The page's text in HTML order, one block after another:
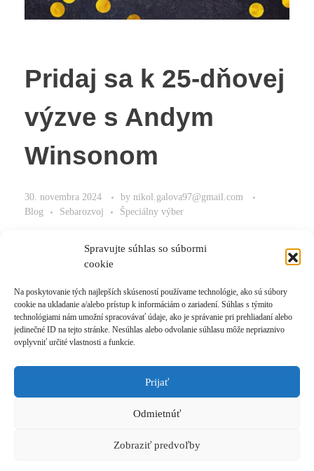
Spravujte súhlas so súbormi
cookie
Na poskytovanie tých najlepších skúseností používame technológie, ako sú súbory
cookie na ukladanie a/alebo prístup k informáciám o zariadení. Súhlas s týmito
technológiami nám umožní spracovávať údaje, ako je správanie pri prehliadaní alebo
jedinečné ID na tejto stránke. Nesúhlas alebo odvolanie súhlasu môže nepriaznivo
ovplyvniť určité vlastnosti a funkcie.
Prijať
Odmietnúť
Zobraziť predvoľby
Pridaj sa k 25-dňovej
výzve s Andym
Winsonom
30. novembra 2024 by nikol.galova97@gmail.com
Blog
Sebarozvoj Špeciálny výber
Malé kroky dokážu priniesť veľké zmeny.
Read More
© 2021 Akadémia Andyho Winsona, so sídlom Ľubochnianska 4, 831 04 Bratislava, IČO:
Všeobecné obchodné podmienky|Zásady spracúvania osobných údajov